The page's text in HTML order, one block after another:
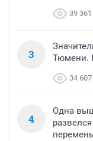
39 361
3
Тюмени.
34 607
4
Одна